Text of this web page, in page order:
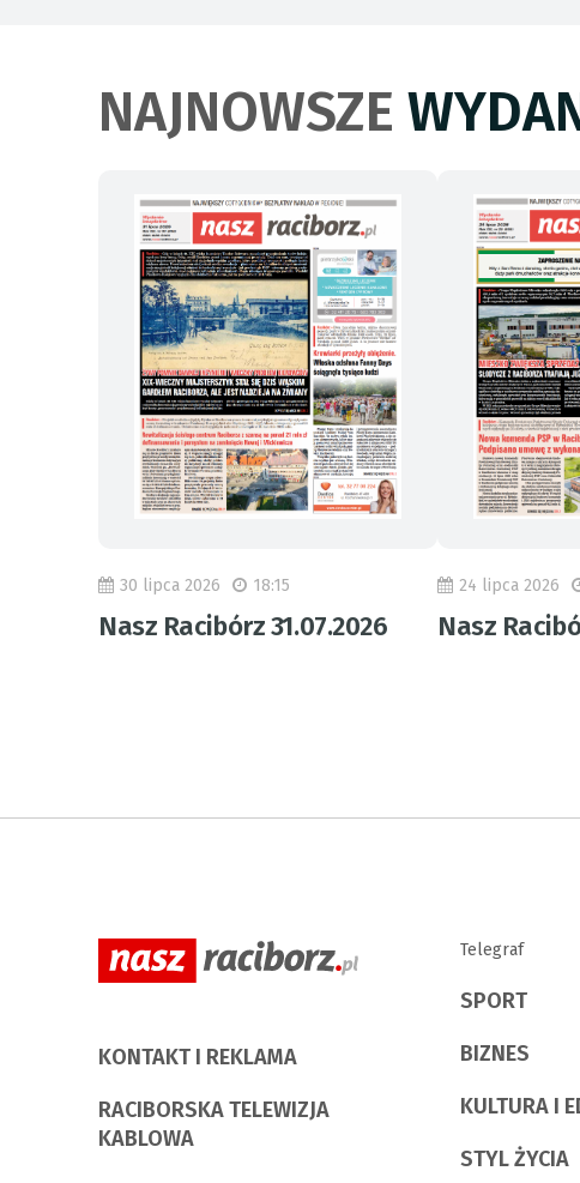
NAJNOWSZE
30 lipca 2026 18:15
Nasz Racibórz 31.07.2026
24 lipca 2026
Nasz
KONTAKT I REKLAMA
RACIBORSKA TELEWIZJA
KABLOWA
Telegraf
SPORT
BIZNES
KULTURA I
STYL ŻYCIA